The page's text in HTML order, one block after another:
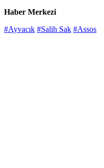
Haber Merkezi
#Ayvacık #Salih Sak #Assos